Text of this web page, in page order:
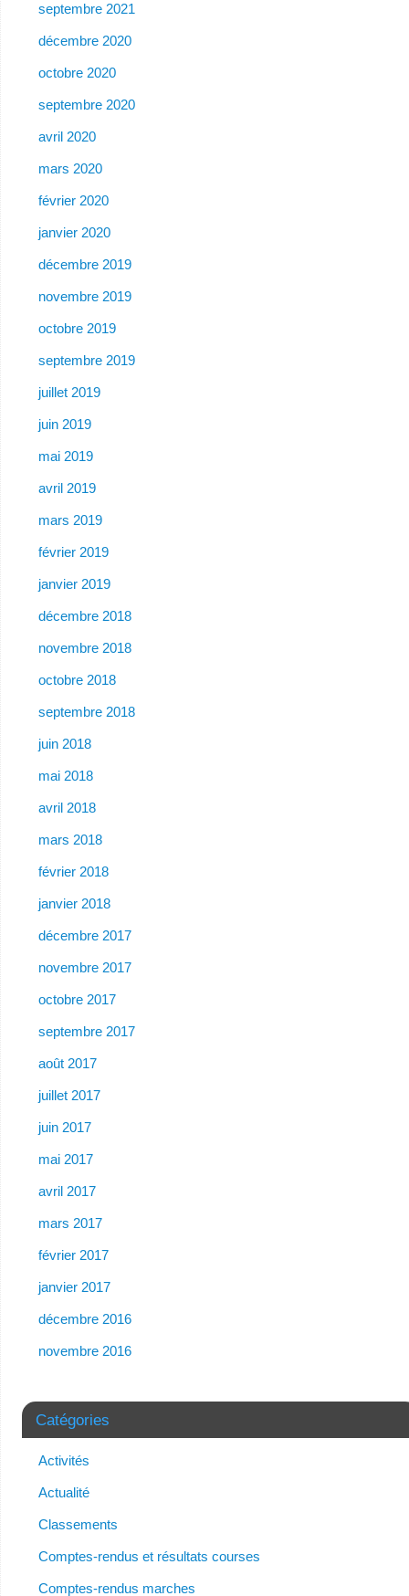
septembre 2021
décembre 2020
octobre 2020
septembre 2020
avril 2020
mars 2020
février 2020
janvier 2020
décembre 2019
novembre 2019
octobre 2019
septembre 2019
juillet 2019
juin 2019
mai 2019
avril 2019
mars 2019
février 2019
janvier 2019
décembre 2018
novembre 2018
octobre 2018
septembre 2018
juin 2018
mai 2018
avril 2018
mars 2018
février 2018
janvier 2018
décembre 2017
novembre 2017
octobre 2017
septembre 2017
août 2017
juillet 2017
juin 2017
mai 2017
avril 2017
mars 2017
février 2017
janvier 2017
décembre 2016
novembre 2016
Catégories
Activités
Actualité
Classements
Comptes-rendus et résultats courses
Comptes-rendus marches